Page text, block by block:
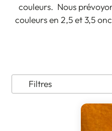
couleurs. Nous
couleurs en 2,5 et 3,5
Filtres